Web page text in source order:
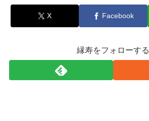
X Facebook
縁寿をフォローする